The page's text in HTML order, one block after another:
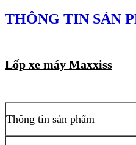
THÔNG TIN SẢN
Lốp xe máy Maxxiss
Thông tin sản phẩm